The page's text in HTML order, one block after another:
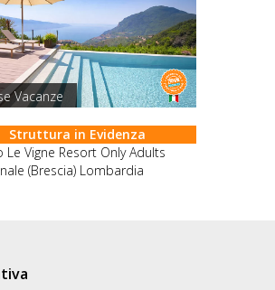
Vacanze
Struttura in Evidenza
Le Vigne Resort Only Adults
(Brescia) Lombardia